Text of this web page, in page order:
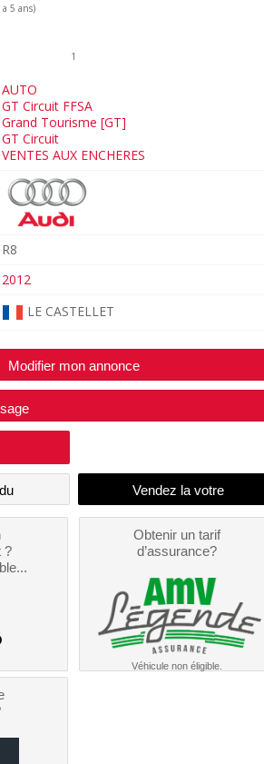
5 ans)
1
AUTO
GT Circuit FFSA
Grand Tourisme [GT]
GT Circuit
VENTES AUX ENCHERES
R8
2012
LE CASTELLET
Modifier mon annonce
?
Obtenir un tarif
d’assurance?
Véhicule non éligible.